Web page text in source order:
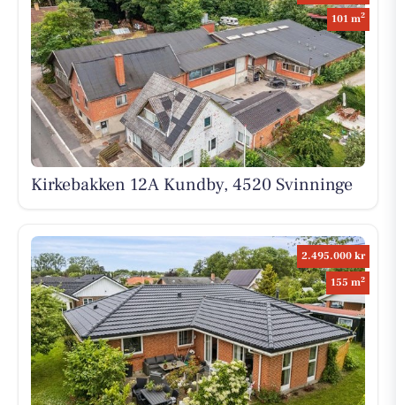
101 m2
Kirkebakken 12A Kundby, 4520 Svinninge
2.495.000 kr
155 m2